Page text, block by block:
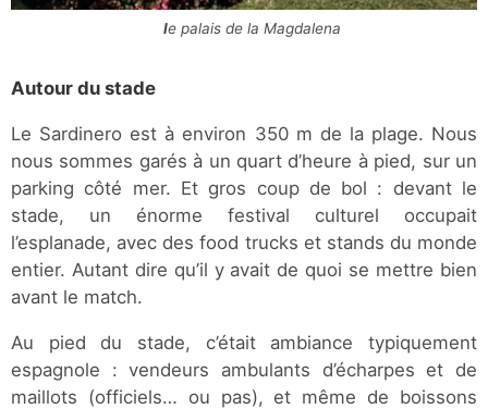
le palais de la Magdalena
Autour du stade
Le Sardinero est à environ 350 m de la plage. Nous
nous sommes garés à un quart d’heure à pied, sur un
parking côté mer. Et gros coup de bol : devant le
stade, un énorme festival culturel occupait
l’esplanade, avec des food trucks et stands du monde
entier. Autant dire qu’il y avait de quoi se mettre bien
avant le match.
Au pied du stade, c’était ambiance typiquement
espagnole : vendeurs ambulants d’écharpes et de
maillots (officiels… ou pas), et même de boissons